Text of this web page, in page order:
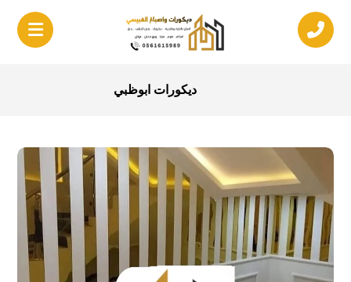
ديكورات ابوظبي